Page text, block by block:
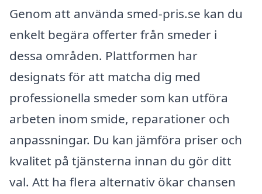
Genom att använda smed-pris.se kan du
enkelt begära offerter från smeder i
dessa områden. Plattformen har
designats för att matcha dig med
professionella smeder som kan utföra
arbeten inom smide, reparationer och
anpassningar. Du kan jämföra priser och
kvalitet på tjänsterna innan du gör ditt
val. Att ha flera alternativ ökar chansen